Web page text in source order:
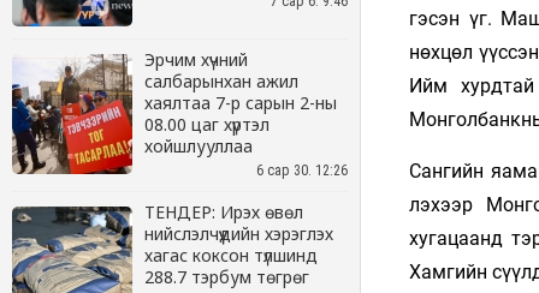
Эрчим хүчний
салбарынхан ажил
хаялтаа 7-р сарын 2-ны
08.00 цаг хүртэл
хойшлууллаа
6 сар 30. 12:26
ТЕНДЕР: Ирэх өвөл
нийслэлчүүдийн хэрэглэх
хагас коксон түлшинд
288.7 тэрбум төгрөг